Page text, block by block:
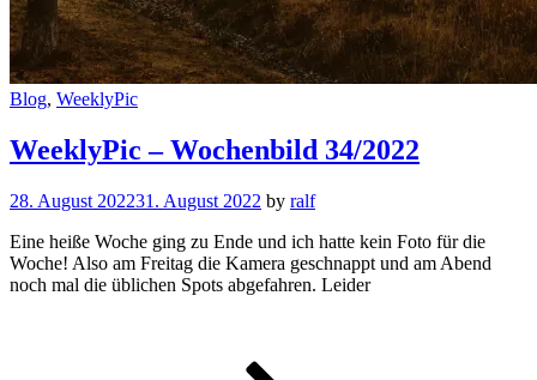
Cat
Blog, WeeklyPic
WeeklyPic – Wochenbild 34/2022
28. August 202231. August 2022 by ralf
Eine heiße Woche ging zu Ende und ich hatte kein Foto für die
Woche! Also am Freitag die Kamera geschnappt und am Abend
noch mal die üblichen Spots abgefahren. Leider